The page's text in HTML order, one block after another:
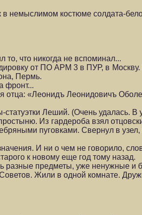
в немыслимом костюме солдата-
что никогда не вспо­минал...
от ПО АРМ 3 в ПУР, в
Пермь.
фронт...
отца: «Леонидъ Леонидовичъ
статуэтки Леший. (Очень удалась.
Из гардероба взял
пуговками. Свернул в узел,
И ни о чем не говорило,
к новому еще год тому назад.
разные предметы, уже
Жили в одной комнате.